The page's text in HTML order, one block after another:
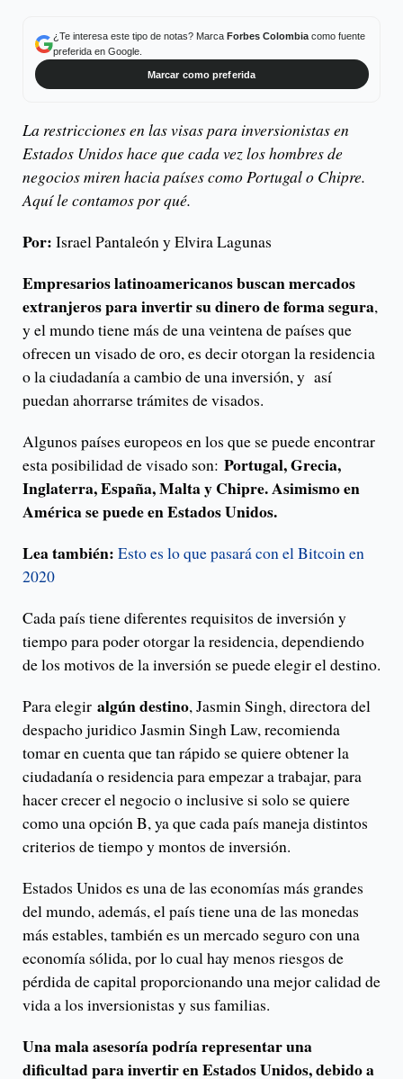
¿Te interesa este tipo de notas? Marca Forbes Colombiacomo fuente
preferida en Google.
Marcar como preferida
La restricciones en las visas para inversionistas en
Estados Unidos hace que cada vez los hombres de
negocios miren hacia países como Portugal o Chipre.
Aquí le contamos por qué.
Por: Israel Pantaleón y Elvira Lagunas
Empresarios latinoamericanos buscan mercados
extranjeros para invertir su dinero de forma segura,
y el mundo tiene más de una veintena de países que
ofrecen un visado de oro, es decir otorgan la residencia
o la ciudadanía a cambio de una inversión, y así
puedan ahorrarse trámites de visados.
Algunos países europeos en los que se puede encontrar
esta posibilidad de visado son: Portugal, Grecia,
Inglaterra, España, Malta y Chipre. Asimismo en
América se puede en Estados Unidos.
Lea también: Esto es lo que pasará con el Bitcoin en
2020
Cada país tiene diferentes requisitos de inversión y
tiempo para poder otorgar la residencia, dependiendo
de los motivos de la inversión se puede elegir el destino.
Para elegir algún destino, Jasmin Singh, directora del
despacho juridico Jasmin Singh Law, recomienda
tomar en cuenta que tan rápido se quiere obtener la
ciudadanía o residencia para empezar a trabajar, para
hacer crecer el negocio o inclusive si solo se quiere
como una opción B, ya que cada país maneja distintos
criterios de tiempo y montos de inversión.
Estados Unidos es una de las economías más grandes
del mundo, además, el país tiene una de las monedas
más estables, también es un mercado seguro con una
economía sólida, por lo cual hay menos riesgos de
pérdida de capital proporcionando una mejor calidad de
vida a los inversionistas y sus familias.
Una mala asesoría podría representar una
dificultad para invertir en Estados Unidos, debido a